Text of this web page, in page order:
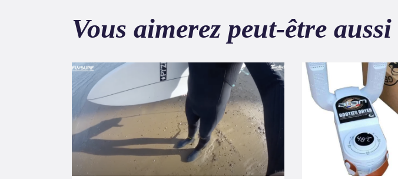
Vous aimerez peut-être aussi